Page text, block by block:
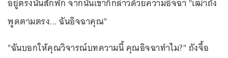
อยู่ตรงนั้นสักพัก จากนั้นเขาก็กล่าวด้วยความอิจฉา "เฒ่าถัง
พูดตามตรง... ฉันอิจฉาคุณ"
"ฉันบอกให้คุณวิจารณ์บทความนี้ คุณอิจฉาทำไม?" ถังจื้อ